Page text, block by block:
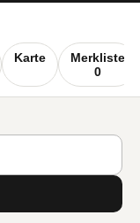
Karte
Merkliste
0